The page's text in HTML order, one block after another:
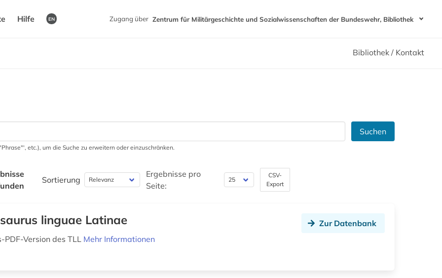
Hilfe EN Zugang über Zentrum für Militärgeschichte und Sozialwissenschaften der Bundeswehr, Bibliothek
Bibliothek / Kontakt
Suchen
etc.), um die Suche zu erweitern oder einzuschränken.
Sortierung
Ergebnisse pro
Seite:
CSV-
Export
linguae Latinae
PDF-Version des TLL Mehr Informationen
Zur Datenbank